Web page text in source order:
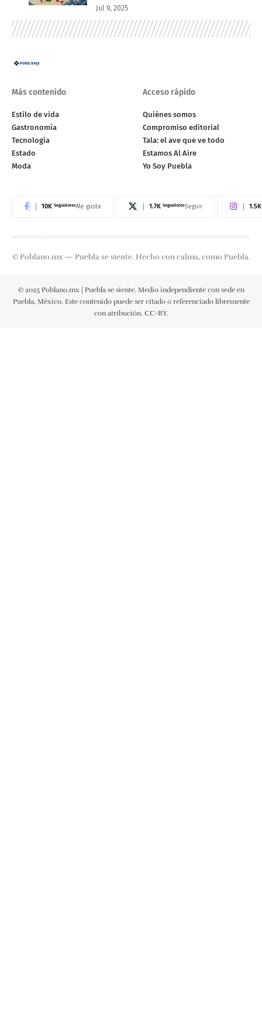
Jul 9, 2025
Más contenido
Estilo de vida
Gastronomía
Tecnología
Estado
Moda
Acceso rápido
Quiénes somos
Compromiso editorial
Tala: el ave que ve todo
Estamos Al Aire
Yo Soy Puebla
10K SeguidoresMe gusta 1.7K SeguidoresSeguir 1.5K
© Poblano.mx — Puebla se siente. Hecho con calma, como Puebla.
© 2025 Poblano.mx | Puebla se siente. Medio independiente con sede en
Puebla, México. Este contenido puede ser citado o referenciado libremente
con atribución. CC-BY.